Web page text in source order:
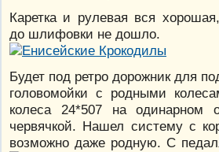
Каретка и рулевая вся
до шлифовки не дошло.
Будет под ретро дорожник для
головомойки с родными
колеса 24*507 на одинарном
червячкой. Нашел систему с
возможно даже родную. С